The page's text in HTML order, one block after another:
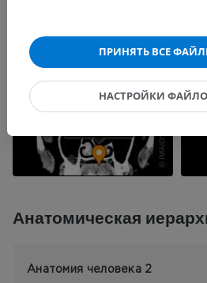
Анатомическая
Анатомия человека 2
ПРИНЯТЬ ВСЕ
НАСТРОЙКИ